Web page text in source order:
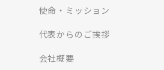
使命・ミッション
代表からのご挨拶
会社概要